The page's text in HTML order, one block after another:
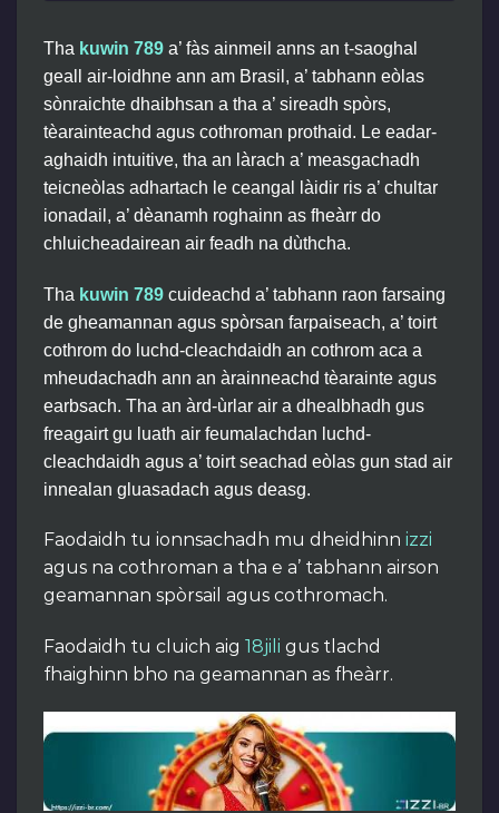
Tha kuwin 789 a’ fàs ainmeil anns an t-saoghal
geall air-loidhne ann am Brasil, a’ tabhann eòlas
sònraichte dhaibhsan a tha a’ sireadh spòrs,
tèarainteachd agus cothroman prothaid. Le eadar-
aghaidh intuitive, tha an làrach a’ measgachadh
teicneòlas adhartach le ceangal làidir ris a’ chultar
ionadail, a’ dèanamh roghainn as fheàrr do
chluicheadairean air feadh na dùthcha.
Tha kuwin 789 cuideachd a’ tabhann raon farsaing
de gheamannan agus spòrsan farpaiseach, a’ toirt
cothrom do luchd-cleachdaidh an cothrom aca a
mheudachadh ann an àrainneachd tèarainte agus
earbsach. Tha an àrd-ùrlar air a dhealbhadh gus
freagairt gu luath air feumalachdan luchd-
cleachdaidh agus a’ toirt seachad eòlas gun stad air
innealan gluasadach agus deasg.
Faodaidh tu ionnsachadh mu dheidhinn izzi
agus na cothroman a tha e a’ tabhann airson
geamannan spòrsail agus cothromach.
Faodaidh tu cluich aig 18jili gus tlachd
fhaighinn bho na geamannan as fheàrr.